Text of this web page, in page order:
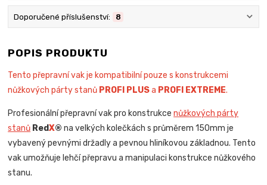
Doporučené příslušenství: 8
POPIS PRODUKTU
Tento přepravní vak je kompatibilní pouze s konstrukcemi
nůžkových párty stanů PROFI PLUSa PROFI EXTREME.
Profesionální přepravní vak pro konstrukcenůžkových párty
stanů RedX®na velkých kolečkách s průměrem 150mm je
vybavený pevnými držadly a pevnou hliníkovou základnou. Tento
vak umožňuje lehčí přepravu a manipulaci konstrukce nůžkového
stanu.